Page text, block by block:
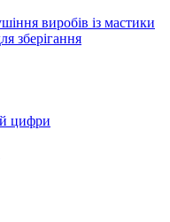
виробів із мастики
зберігання
цифри